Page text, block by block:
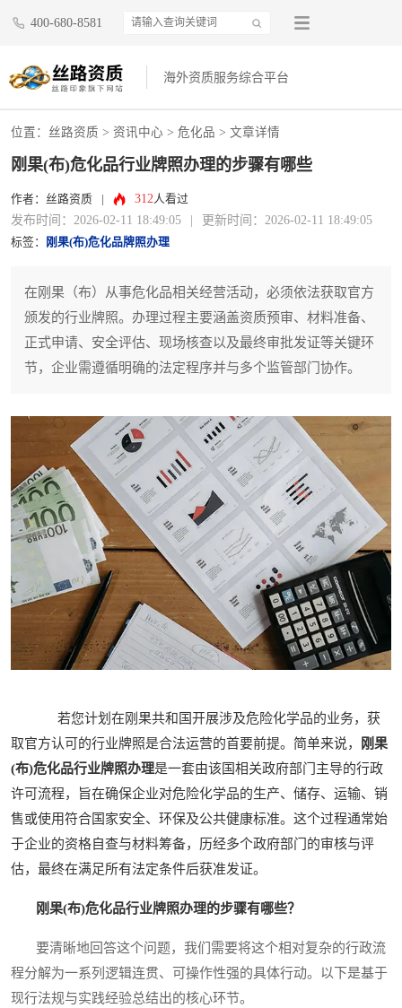
400-680-8581
海外资质服务综合平台
位置： 丝路资质 > 资讯中心 > 危化品 > 文章详情
刚果(布)危化品行业牌照办理的步骤有哪些
作者：丝路资质 312人看过
发布时间：2026-02-11 18:49:05 更新时间：2026-02-11 18:49:05
标签： 刚果(布)危化品牌照办理
在刚果（布）从事危化品相关经营活动，必须依法获取官方
颁发的行业牌照。办理过程主要涵盖资质预审、材料准备、
正式申请、安全评估、现场核查以及最终审批发证等关键环
节，企业需遵循明确的法定程序并与多个监管部门协作。
若您计划在刚果共和国开展涉及危险化学品的业务，获
取官方认可的行业牌照是合法运营的首要前提。简单来说，
刚果
(布)危化品行业牌照办理是一套由该国相关政府部门主导的行政
许可流程，旨在确保企业对危险化学品的生产、储存、运输、销
售或使用符合国家安全、环保及公共健康标准。这个过程通常始
于企业的资格自查与材料筹备，历经多个政府部门的审核与评
估，最终在满足所有法定条件后获准发证。
刚果(布)危化品行业牌照办理的步骤有哪些？
要清晰地回答这个问题，我们需要将这个相对复杂的行政流
程分解为一系列逻辑连贯、可操作性强的具体行动。以下是基于
现行法规与实践经验总结出的核心环节。